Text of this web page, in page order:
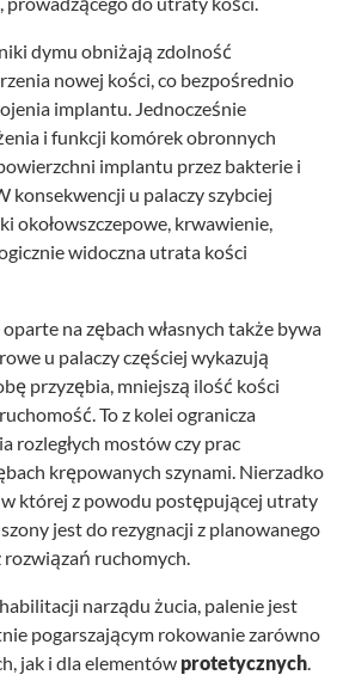
dymu obniżają zdolność
nowej kości, co bezpośrednio
implantu. Jednocześnie
i funkcji komórek obronnych
implantu przez bakterie i
konsekwencji u palaczy szybciej
okołowszczepowe, krwawienie,
widoczna utrata kości
na zębach własnych także bywa
u palaczy częściej wykazują
przyzębia, mniejszą ilość kości
To z kolei ogranicza
rozległych mostów czy prac
krępowanych szynami. Nierzadko
której z powodu postępującej utraty
jest do rezygnacji z planowanego
rozwiązań ruchomych.
narządu żucia, palenie jest
pogarszającym rokowanie zarówno
jak i dla elementów protetycznych.